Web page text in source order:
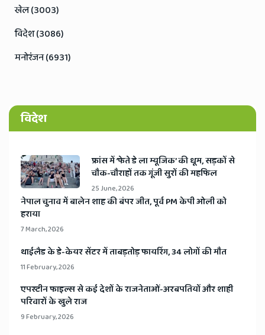
खेल (3003)
विदेश (3086)
मनोरंजन (6931)
विदेश
​फ्रांस में ‘फेते डे ला म्यूजिक’ की धूम, सड़कों से
चौक-चौराहों तक गूंजी सुरों की महफिल
25 June, 2026
​नेपाल चुनाव में बालेन शाह की बंपर जीत, पूर्व PM केपी ओली को
हराया
7 March, 2026
​थाईलैड के डे-केयर सेंटर में ताबड़तोड़ फायरिंग, 34 लोगों की मौत
11 February, 2026
​एपस्टीन फाइल्स से कई देशों के राजनेताओं-अरबपतियों और शाही
परिवारों के खुले राज
9 February, 2026